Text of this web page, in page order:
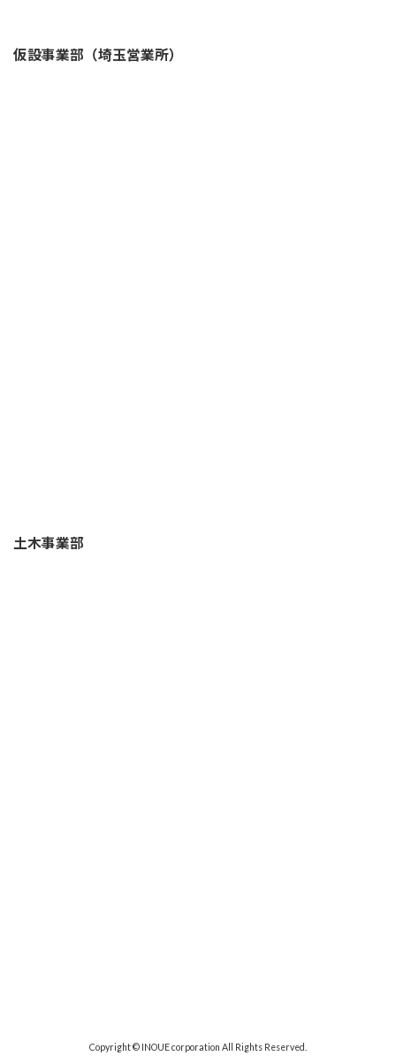
仮設事業部（埼玉営業所）
土木事業部
Copyright © INOUE corporation All Rights Reserved.